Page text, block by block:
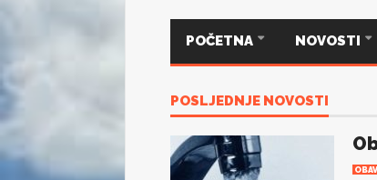
POČETNA NOVOSTI
POSLJEDNJE NOVOSTI